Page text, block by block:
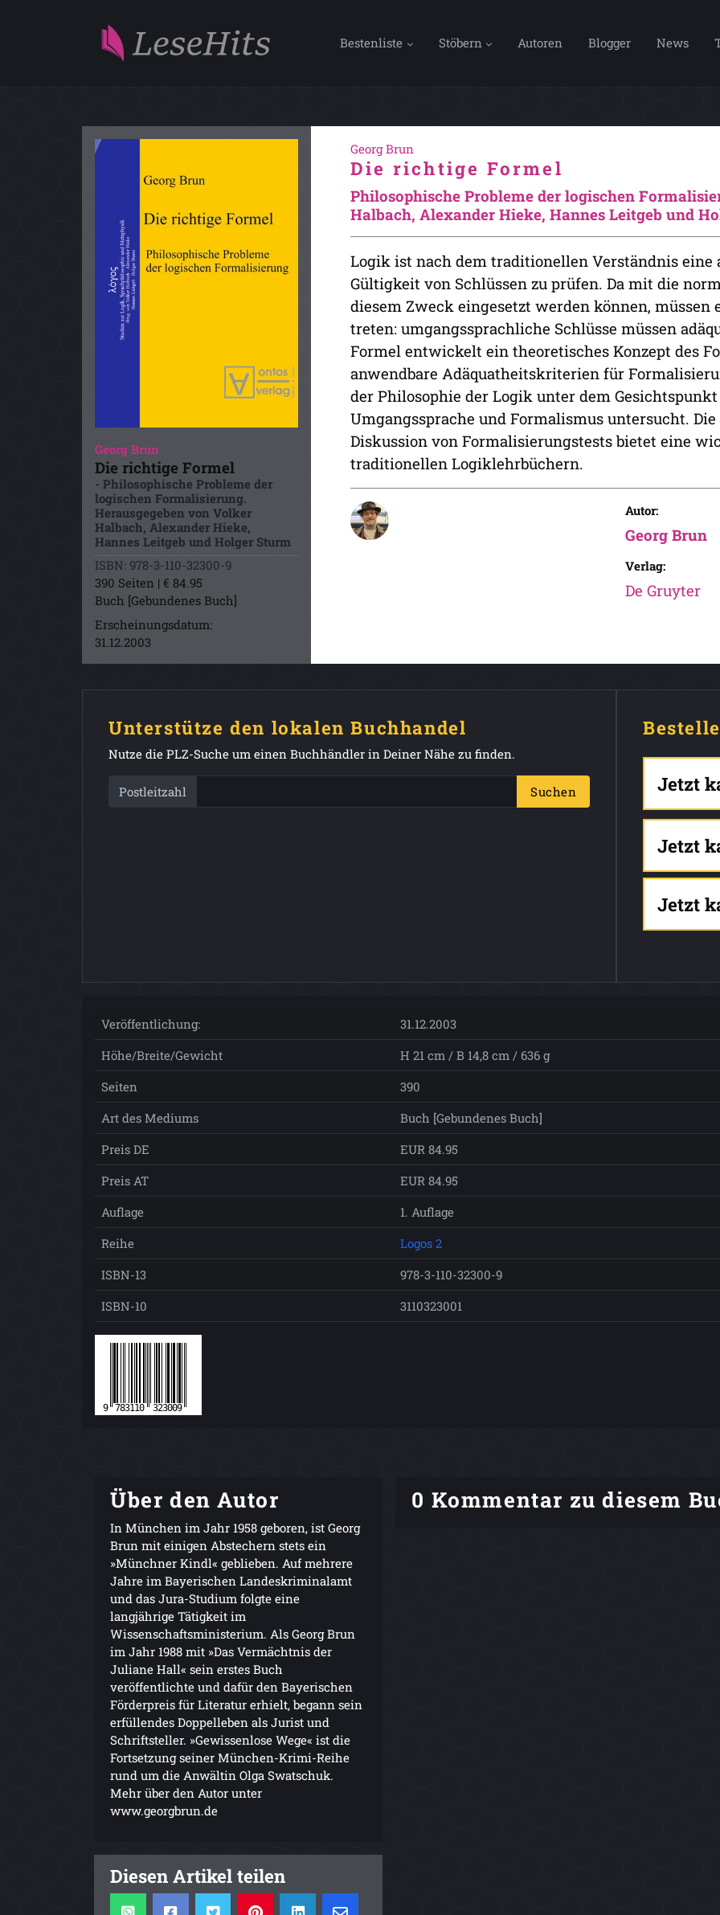
Bestenliste Stöbern Autoren Blogger News
Georg Brun
Die richtige Formel
- Philosophische Probleme der
logischen Formalisierung.
Herausgegeben von Volker
Halbach, Alexander Hieke,
Hannes Leitgeb und Holger Sturm
ISBN: 978-3-110-32300-9
390 Seiten | € 84.95
Buch [Gebundenes Buch]
Erscheinungsdatum:
31.12.2003
Georg Brun
Die richtige Formel
Philosophische Probleme der logischen
Halbach, Alexander Hieke, Hannes Leitgeb und
Logik ist nach dem traditionellen Verständnis eine
Gültigkeit von Schlüssen zu prüfen. Da mit die
diesem Zweck eingesetzt werden können, müssen
treten: umgangssprachliche Schlüsse müssen
Formel entwickelt ein theoretisches Konzept des
anwendbare Adäquatheitskriterien für
der Philosophie der Logik unter dem
Umgangssprache und Formalismus untersucht.
Diskussion von Formalisierungstests bietet eine
traditionellen Logiklehrbüchern.
Autor:
Georg Brun
Verlag:
De Gruyter
Unterstütze den lokalen Buchhandel
Nutze die PLZ-Suche um einen Buchhändler in Deiner Nähe zu finden.
Postleitzahl Suchen Jetzt
Jetzt
Jetzt
Veröffentlichung:
31.12.2003
Höhe/Breite/Gewicht
H 21 cm / B 14,8 cm / 636 g
Seiten
390
Art des Mediums
Buch [Gebundenes Buch]
Preis DE
EUR 84.95
Preis AT
EUR 84.95
Auflage
1. Auflage
Reihe
Logos 2
ISBN-13
978-3-110-32300-9
ISBN-10
3110323001
Über den Autor
In München im Jahr 1958 geboren, ist Georg
Brun mit einigen Abstechern stets ein
»Münchner Kindl« geblieben. Auf mehrere
Jahre im Bayerischen Landeskriminalamt
und das Jura-Studium folgte eine
langjährige Tätigkeit im
Wissenschaftsministerium. Als Georg Brun
im Jahr 1988 mit »Das Vermächtnis der
Juliane Hall« sein erstes Buch
veröffentlichte und dafür den Bayerischen
Förderpreis für Literatur erhielt, begann sein
erfüllendes Doppelleben als Jurist und
Schriftsteller. »Gewissenlose Wege« ist die
Fortsetzung seiner München-Krimi-Reihe
rund um die Anwältin Olga Swatschuk.
Mehr über den Autor unter
www.georgbrun.de
Diesen Artikel teilen
0 Kommentar zu diesem